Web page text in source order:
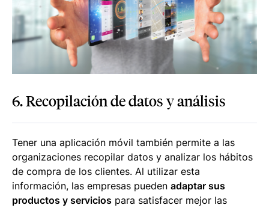
6. Recopilación de datos y análisis
Tener una aplicación móvil también permite a las
organizaciones recopilar datos y analizar los hábitos
de compra de los clientes. Al utilizar esta
información, las empresas pueden adaptar sus
productos y servicios para satisfacer mejor las